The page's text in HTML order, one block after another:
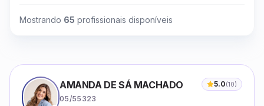
Mostrando 65 profissionais disponíveis
AMANDA DE SÁ MACHADO 5.0(10)
05/55323